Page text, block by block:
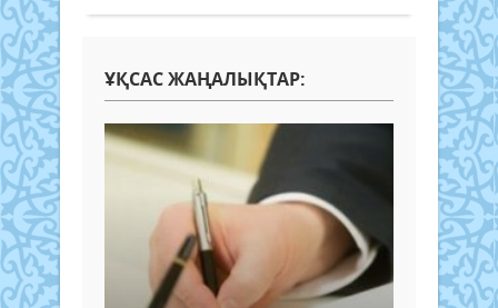
ҰҚСАС ЖАҢАЛЫҚТАР: